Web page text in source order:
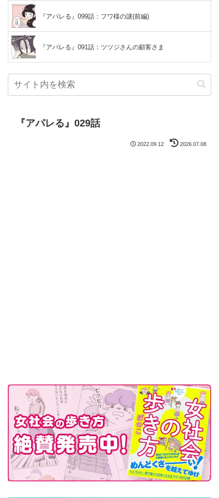
『アパレる』099話：フワ様の謎(前編)
『アパレる』091話：ツツジさんの顧客さま
『アパレる』029話
2022.09.12 2026.07.08